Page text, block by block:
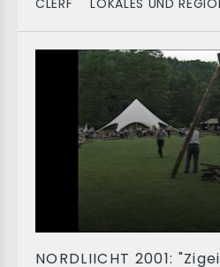
CLERF LOKALES UND
NORDLIICHT 2001: